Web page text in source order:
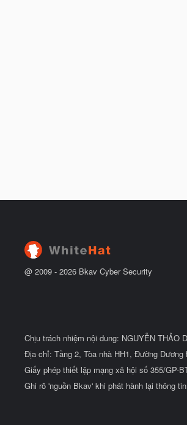
@ 2009 - 2026 Bkav Cyber Security
Chịu trách nhiệm nội dung: NGUYỄN THẢO
Địa chỉ: Tầng 2, Tòa nhà HH1, Đường
Giấy phép thiết lập mạng xã hội số 355/GP-
Ghi rõ 'nguồn Bkav' khi phát hành lại thông